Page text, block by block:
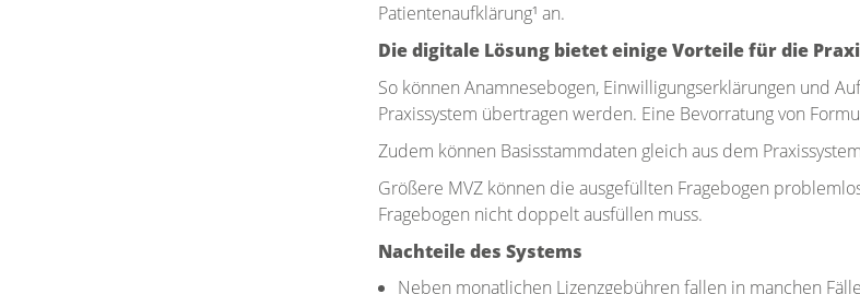
Patientenaufklärung¹ an.
Die digitale Lösung bietet einige Vorteile für die
So können Anamnesebogen, Einwilligungserklärungen und
Praxissystem übertragen werden. Eine Bevorratung von
Zudem können Basisstammdaten gleich aus dem
Größere MVZ können die ausgefüllten Fragebogen
Fragebogen nicht doppelt ausfüllen muss.
Nachteile des Systems
Neben monatlichen Lizenzgebühren fallen in manchen